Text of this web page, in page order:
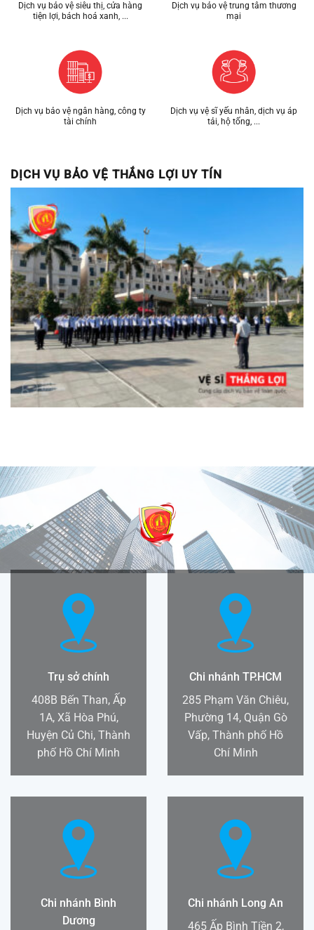
Dịch vụ bảo vệ siêu thị, cửa hàng
tiện lợi, bách hoá xanh, ...
Dịch vụ bảo vệ trung tâm thương
mại
Dịch vụ bảo vệ ngân hàng, công ty
tài chính
Dịch vụ vệ sĩ yếu nhân, dịch vụ áp
tải, hộ tống, ...
DỊCH VỤ BẢO VỆ THẮNG LỢI UY TÍN
Trụ sở chính
408B Bến Than, Ấp
1A, Xã Hòa Phú,
Huyện Củ Chi, Thành
phố Hồ Chí Minh
Chi nhánh TP.HCM
285 Phạm Văn Chiêu,
Phường 14, Quận Gò
Vấp, Thành phố Hồ
Chí Minh
Chi nhánh Bình
Dương
Chi nhánh Long An
465 Ấp Bình Tiền 2,